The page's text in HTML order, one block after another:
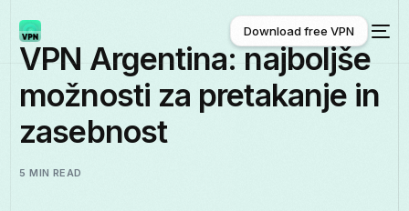
Download free VPN
Download free VPN
VPN Argentina: najboljše
možnosti za pretakanje in
zasebnost
5 MIN READ